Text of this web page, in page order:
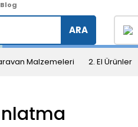
ARA
Malzemeleri 2. El Ürünler